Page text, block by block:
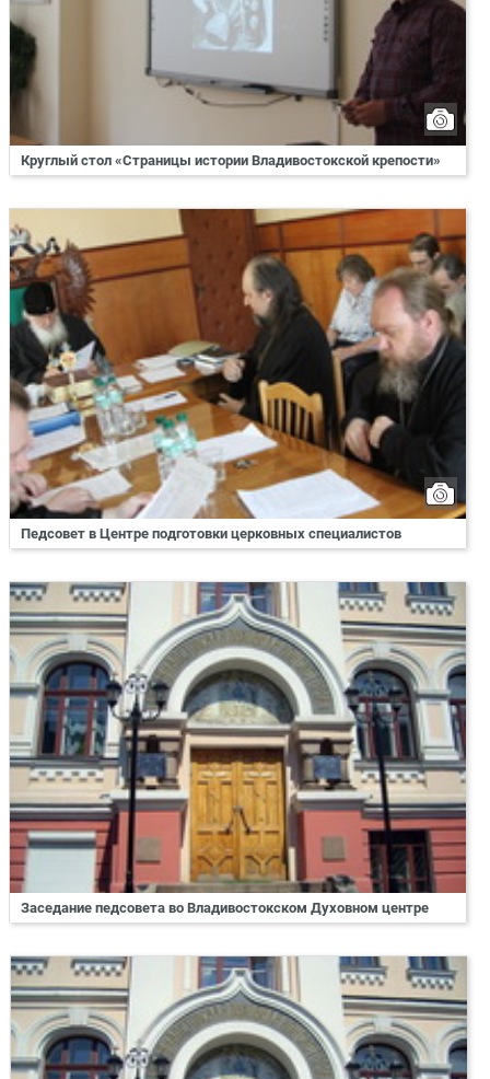
Круглый стол «Страницы истории Владивостокской крепости»
Педсовет в Центре подготовки церковных специалистов
Заседание педсовета во Владивостокском Духовном центре